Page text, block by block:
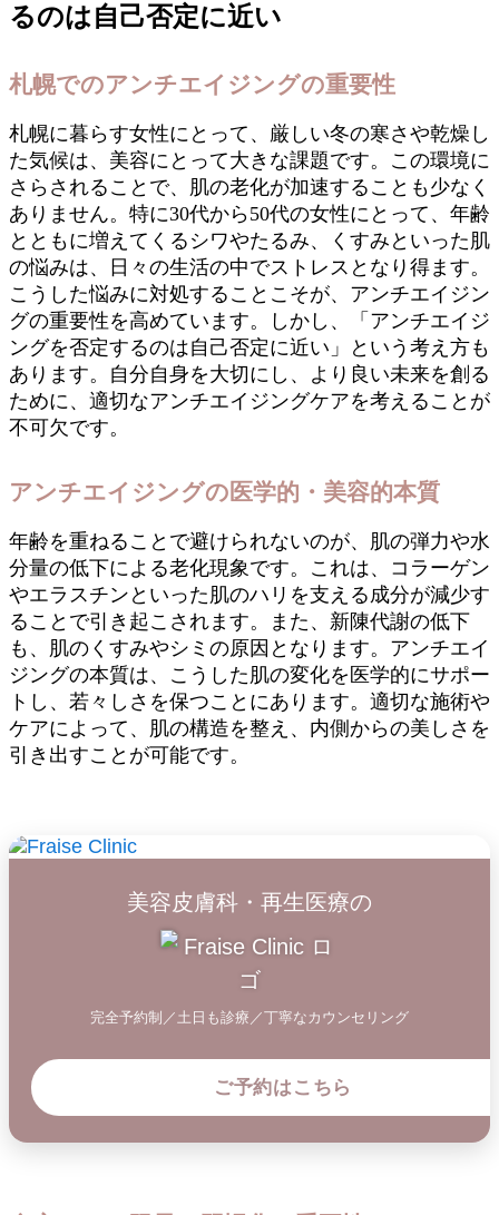
るのは自己否定に近い
札幌でのアンチエイジングの重要性
札幌に暮らす女性にとって、厳しい冬の寒さや乾燥し
た気候は、美容にとって大きな課題です。この環境に
さらされることで、肌の老化が加速することも少なく
ありません。特に30代から50代の女性にとって、年齢
とともに増えてくるシワやたるみ、くすみといった肌
の悩みは、日々の生活の中でストレスとなり得ます。
こうした悩みに対処することこそが、アンチエイジン
グの重要性を高めています。しかし、「アンチエイジ
ングを否定するのは自己否定に近い」という考え方も
あります。自分自身を大切にし、より良い未来を創る
ために、適切なアンチエイジングケアを考えることが
不可欠です。
アンチエイジングの医学的・美容的本質
年齢を重ねることで避けられないのが、肌の弾力や水
分量の低下による老化現象です。これは、コラーゲン
やエラスチンといった肌のハリを支える成分が減少す
ることで引き起こされます。また、新陳代謝の低下
も、肌のくすみやシミの原因となります。アンチエイ
ジングの本質は、こうした肌の変化を医学的にサポー
トし、若々しさを保つことにあります。適切な施術や
ケアによって、肌の構造を整え、内側からの美しさを
引き出すことが可能です。
美容皮膚科・再生医療の
完全予約制／土日も診療／丁寧なカウンセリング
ご予約はこちら